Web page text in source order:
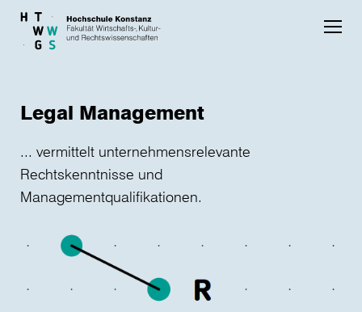
Skip to main content
Legal Management
... vermittelt unternehmensrelevante
Rechtskenntnisse und
Managementqualifikationen.